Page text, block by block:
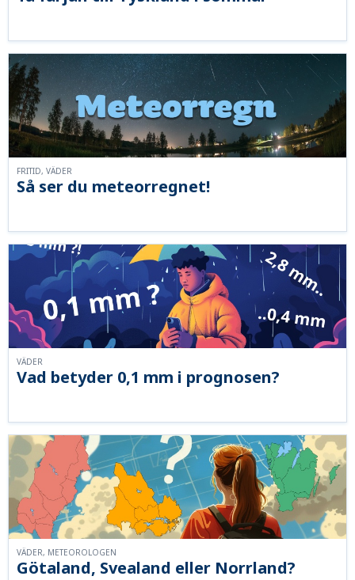
Så ser du meteorregnet!
FRITID, VÄDER
Vad betyder 0,1 mm i prognosen?
VÄDER
Götaland, Svealand eller Norrland?
VÄDER, METEOROLOGEN